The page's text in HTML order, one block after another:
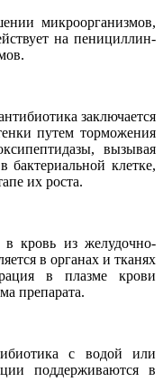
микроорганизмов,
на пенициллин-
заключается
путем торможения
вызывая
бактериальной клетке,
их роста.
в кровь из желудочно-
в органах и тканях
в плазме крови
препарата.
с водой или
поддерживаются в